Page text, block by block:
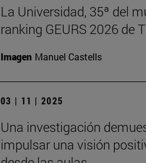
La Universidad, 35ª del
ranking GEURS 2026 de
Imagen Manuel Castells
03 | 11 | 2025
Una investigación
impulsar una visión